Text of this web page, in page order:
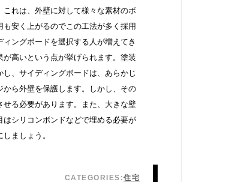
れは、外壁に対して様々な素材のボ
安く上がるのでこの工法が多く採用
ングボードを選択する人が増えてき
高いという点が挙げられます。塗装
、サイディングボードは、あらかじ
ら外壁を保護します。しかし、その
る必要があります。また、大きな壁
シリコンボンドなどで埋める必要が
ましょう。
CATEGORIES:住宅